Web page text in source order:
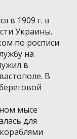
в 1909 г. в
Украины.
по росписи
на
в
В
мысе
для